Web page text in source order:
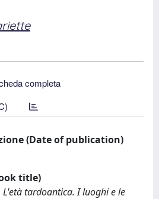
completa
(Date of publication)
title)
tardoantica. I luoghi e le